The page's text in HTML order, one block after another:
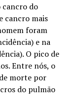
cancro do
cancro mais
foram
e na
O pico de
Entre nós, o
morte por
do pulmão